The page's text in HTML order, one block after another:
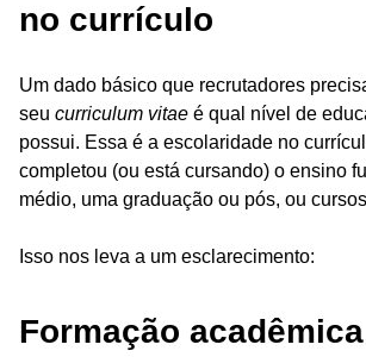
no currículo
Um dado básico que recrutadores
seu curriculum vitae é qual nível de
possui. Essa é a escolaridade no
completou (ou está cursando) o ensino
médio, uma graduação ou pós, ou
Isso nos leva a um esclarecimento:
Formação